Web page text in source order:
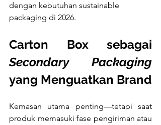
dengan kebutuhan sustainable
packaging di 2026.
Secondary Packaging
yang Menguatkan Brand
Kemasan utama penting—tetapi saat
produk memasuki fase pengiriman atau